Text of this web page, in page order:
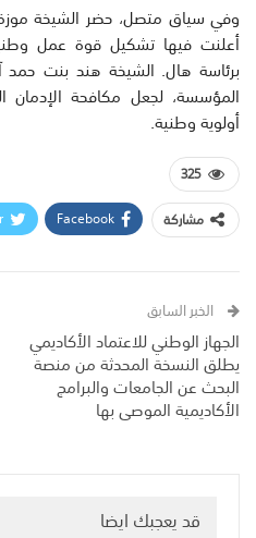
وفي سياق متصل، حضر الشيخة
أعلنت فيها تشكيل قوة عمل
برئاسة هال. الشيخة هند بنت حمد
المؤسسة، لجعل مكافحة الإدمان
أولوية وطنية.
325
مشاركة
Facebook
الخبر السابق
الجهاز الوطني للاعتماد الأكاديمي
يطلق النسخة المحدثة من منصة
البحث عن الجامعات والبرامج
الأكاديمية الموصى بها
قد يعجبك ايضا